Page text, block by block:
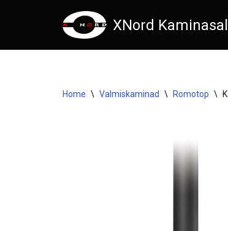
to
XNord
Home \ Valmiskaminad \ Romotop \